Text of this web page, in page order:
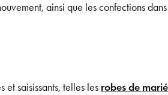
ainsi que les confections dans
saisissants, telles les robes de